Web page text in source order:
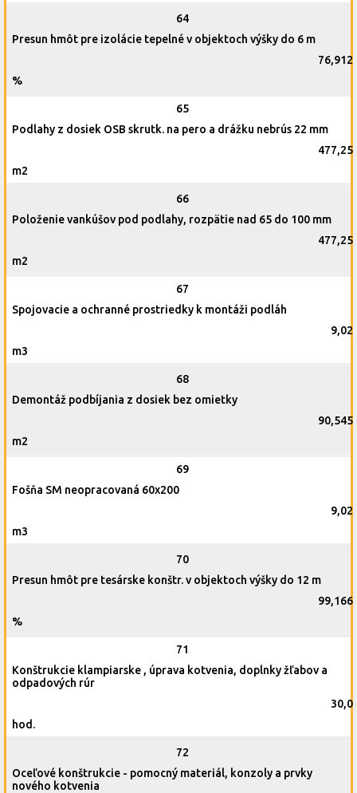
64
Presun hmôt pre izolácie tepelné v objektoch výšky do 6 m
76,912
%
65
Podlahy z dosiek OSB skrutk. na pero a drážku nebrús 22 mm
477,25
m2
66
Položenie vankúšov pod podlahy, rozpätie nad 65 do 100 mm
477,25
m2
67
Spojovacie a ochranné prostriedky k montáži podláh
9,02
m3
68
Demontáž podbíjania z dosiek bez omietky
90,545
m2
69
Fošňa SM neopracovaná 60x200
9,02
m3
70
Presun hmôt pre tesárske konštr. v objektoch výšky do 12 m
99,166
%
71
Konštrukcie klampiarske , úprava kotvenia, doplnky žľabov a
odpadových rúr
30,0
hod.
72
Oceľové konštrukcie - pomocný materiál, konzoly a prvky
nového kotvenia